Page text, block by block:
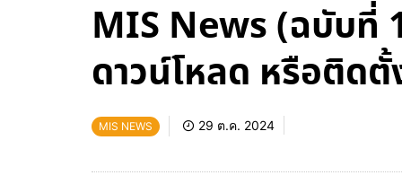
MIS News (ฉบับที่
ดาวน์โหลด หรือติด
MIS NEWS 29 ต.ค. 2024